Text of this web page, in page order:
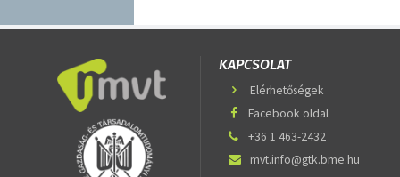
KAPCSOLAT
Elérhetőségek
Facebook oldal
+36 1 463-2432
mvt.info@gtk.bme.hu